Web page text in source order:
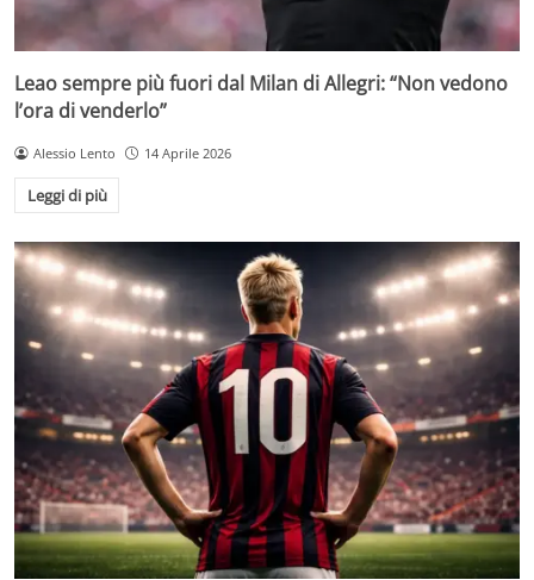
Leao sempre più fuori dal Milan di Allegri: “Non vedono
l’ora di venderlo”
Alessio Lento 14 Aprile 2026
Leggi di più